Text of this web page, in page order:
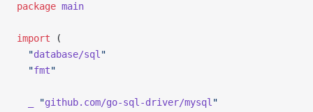
package main
import (
  "
database/sql "
  "
fmt"
"github.com/go-sql-driver/mysql "